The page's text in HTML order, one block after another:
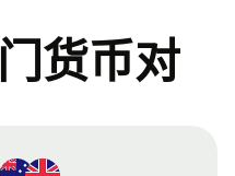
货币对